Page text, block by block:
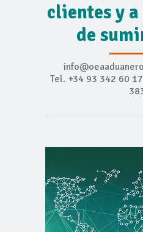
clientes y
de
Tel. +34 93 342 60